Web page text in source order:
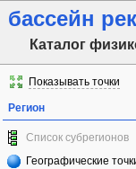
бассейн
Каталог
Показывать точки
Регион
Список субрегионов
Географические